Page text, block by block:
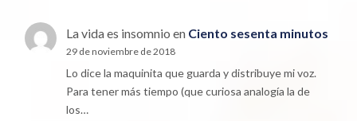
La vida es insomnio en Ciento sesenta minutos
29 de noviembre de 2018
Lo dice la maquinita que guarda y distribuye mi voz.
Para tener más tiempo (que curiosa analogía la de
los…